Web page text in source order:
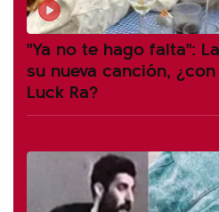
"Ya no te hago falta":
su nueva canción,
Luck Ra?